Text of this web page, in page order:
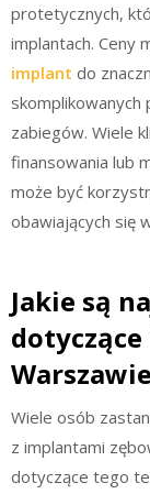
protetycznych,
implantach. Ceny
implant do
zabiegów. Wiele
finansowania lub
może być
obawiających się
Jakie są
Warszawie
Wiele osób
z implantami
dotyczące tego